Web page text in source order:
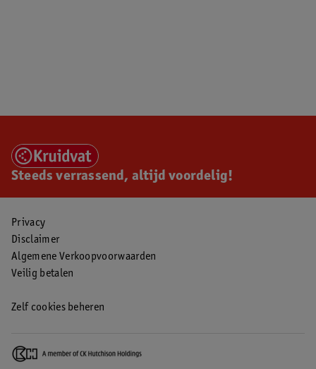
Steeds verrassend, altijd voordelig!
Privacy
Disclaimer
Algemene Verkoopvoorwaarden
Veilig betalen
Zelf cookies beheren